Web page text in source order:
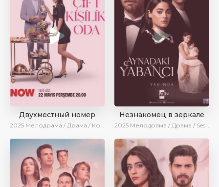
Двухместный номер
2025 Мелодрама / Драма / Комедия / Новинки / Сериалы 2025
Незнакомец в зеркале
2025 Мелодрама / Драма / SesDizi / AlisaDirilis / Новинки / Сериалы 2025